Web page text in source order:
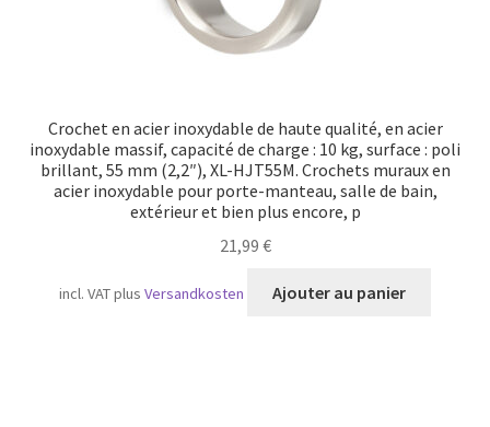
Crochet en acier inoxydable de haute qualité, en acier
inoxydable massif, capacité de charge : 10 kg, surface : poli
brillant, 55 mm (2,2″), XL-HJT55M. Crochets muraux en
acier inoxydable pour porte-manteau, salle de bain,
extérieur et bien plus encore, p
21,99 €
incl. VATplusVersandkosten Ajouter au panier